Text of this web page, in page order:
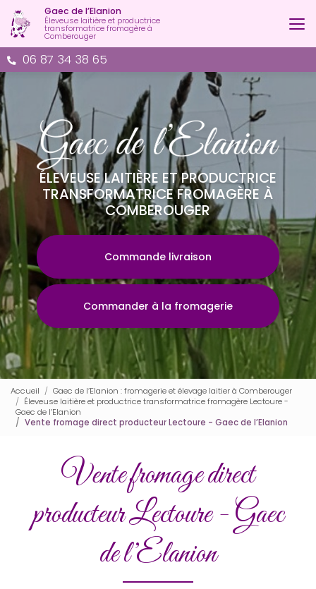
Aller
au
contenu
principal
06 87 34 38 65
Gaec de l’Elanion
Éleveuse laitière et productrice
transformatrice fromagère à
Comberouger
ÉLEVEUSE LAITIÈRE ET PRODUCTRICE
TRANSFORMATRICE FROMAGÈRE À
COMBEROUGER
Commande livraison
Commander à la fromagerie
Accueil
Gaec de l’Elanion : fromagerie et élevage laitier à Comberouger
Éleveuse laitière et productrice transformatrice fromagère Lectoure -
Gaec de l’Elanion
Vente fromage direct producteur Lectoure - Gaec de l’Elanion
Vente fromage direct
producteur Lectoure - Gaec
de l’Elanion